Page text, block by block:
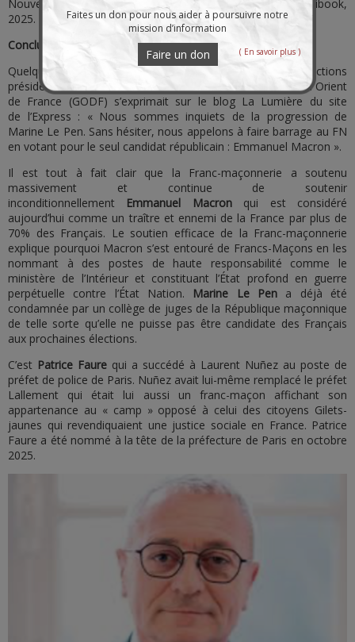
Nouvel ordre mondial décrypté, pages 79 à 87, édition Publibook,
2025.
Conclusion
Quelques jours avant le second tour des dernières élections
présidentielles, Christophe Habas, le grand maître du Grand Orient
de France (GODF) s’exprimait sur le blog La Lumière du site
de l’Express : « Nous sommes inquiets de la progression de
Marine Le Pen. Sans hésiter, nous appelons à faire barrage au FN
en votant pour le seul candidat républicain : Emmanuel Macron ».
Il est tout à fait clair que la Franc-maçonnerie a soutenu
massivement et continue de soutenir
inconditionnellement Emmanuel Macronqui est considéré
aujourd’hui comme un traître et ennemi de la France par plus de
70% des Français. Le soutien efficace de la Franc-maçonnerie
explique pourquoi Macron s’est entouré de Francs-Maçons en les
nommant à des postes de haute responsabilité comme le
ministère de l’Intérieur et constituant l’État profond en guerre
perpétuelle contre l’État Nation. Marine Le Pen a déjà été
condamnée par un collège de juges de la République maçonnique
de telle sorte qu’elle ne puisse pas être candidate des Français
aux prochaines élections.
C’est Patrice Faure qui a succédé à Laurent Nuñez au poste de
préfet de police de Paris. Nuñez avait lui-même remplacé le préfet
Lallement qui était lui aussi un franc-maçon affichant son
appartenance au « camp » opposé à celui des citoyens Gilets-
jaunes qui revendiquaient une justice sociale en France. Patrice
Faure a été nommé à la tête de la préfecture de Paris en octobre
2025.
Faites un don pour nous aider à poursuivre notre
mission d’information
Faire un don ( En savoir plus )